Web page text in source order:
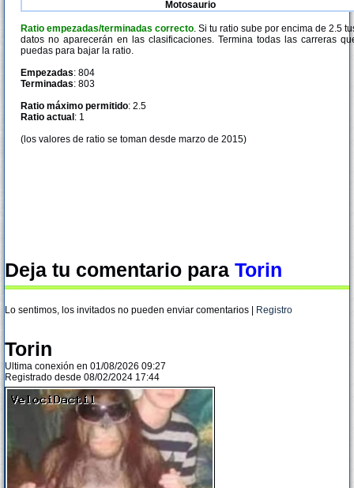
Motosaurio
Ratio empezadas/terminadas correcto. Si tu ratio sube por encima de 2.5
datos no aparecerán en las clasificaciones. Termina todas las carreras
puedas para bajar la ratio.
Empezadas: 804
Terminadas: 803
Ratio máximo permitido: 2.5
Ratio actual : 1
(los valores de ratio se toman desde marzo de 2015)
Deja tu comentario para Torin
Lo sentimos, los invitados no pueden enviar comentarios | Registro
Torin
Ultima conexión en 01/08/2026 09:27
Registrado desde 08/02/2024 17:44